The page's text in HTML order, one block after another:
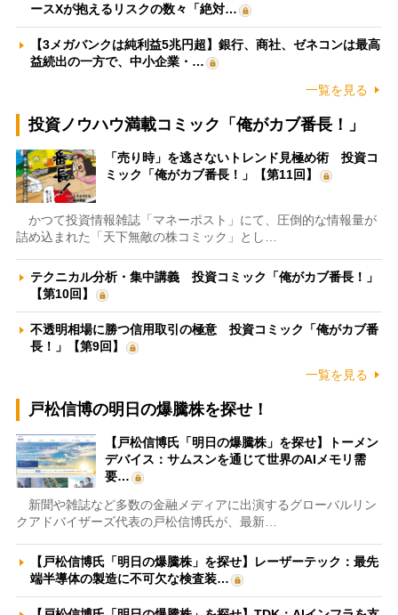
ースXが抱えるリスクの数々「絶対…
【3メガバンクは純利益5兆円超】銀行、商社、ゼネコンは最高
益続出の一方で、中小企業・…
一覧を見る
投資ノウハウ満載コミック「俺がカブ番長！」
「売り時」を逃さないトレンド見極め術 投資コ
ミック「俺がカブ番長！」【第11回】
かつて投資情報雑誌「マネーポスト」にて、圧倒的な情報量が
詰め込まれた「天下無敵の株コミック」とし…
テクニカル分析・集中講義 投資コミック「俺がカブ番長！」
【第10回】
不透明相場に勝つ信用取引の極意 投資コミック「俺がカブ番
長！」【第9回】
一覧を見る
戸松信博の明日の爆騰株を探せ！
【戸松信博氏「明日の爆騰株」を探せ】トーメン
デバイス：サムスンを通じて世界のAIメモリ需
要…
新聞や雑誌など多数の金融メディアに出演するグローバルリン
クアドバイザーズ代表の戸松信博氏が、最新…
【戸松信博氏「明日の爆騰株」を探せ】レーザーテック：最先
端半導体の製造に不可欠な検査装…